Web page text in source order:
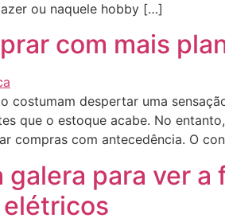
ou naquele hobby […]
com mais
costumam despertar uma
que o estoque acabe. No
compras com antecedência. O
galera para ver